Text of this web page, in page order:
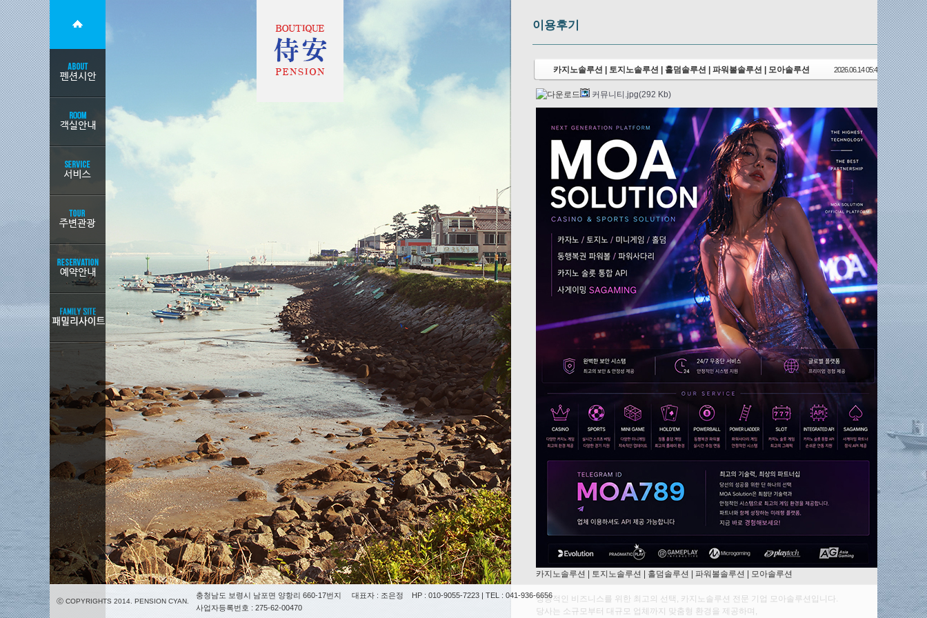
이용후기
카지노솔루션 | 토지노솔루션 | 홀덤솔루션 | 파워볼솔루션 | 모아솔루션 2026.06.14 05:44
커뮤니티.jpg(292 Kb)
카지노솔루션 | 토지노솔루션 | 홀덤솔루션 | 파워볼솔루션 | 모아솔루션
성공적인 비즈니스를 위한 최고의 선택, 카지노솔루션 전문 기업 모아솔루션입니다.
당사는 소규모부터 대규모 업체까지 맞춤형 환경을 제공하며,
ⓒ COPYRIGHTS 2014. PENSION CYAN.
충청남도 보령시 남포면 양항리 660-17번지 대표자 : 조은정
HP : 010-9055-7223 | TEL : 041-936-6656
사업자등록번호 : 275-62-00470